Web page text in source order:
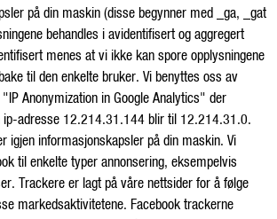
på din maskin (disse begynner med _ga, _gat
behandles i avidentifisert og aggregert
menes at vi ikke kan spore opplysningene
til den enkelte bruker. Vi benyttes oss av
Anonymization in Google Analytics" der
ip-adresse 12.214.31.144 blir til 12.214.31.0.
igjen informasjonskapsler på din maskin. Vi
til enkelte typer annonsering, eksempelvis
Trackere er lagt på våre nettsider for å følge
markedsaktivitetene. Facebook trackerne